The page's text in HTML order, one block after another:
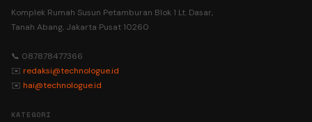
Komplek Rumah Susun Petamburan Blok 1 Lt. Dasar,
Tanah Abang, Jakarta Pusat 10260
📞 087878477366
✉️ redaksi@technologue.id
✉️ hai@technologue.id
KATEGORI